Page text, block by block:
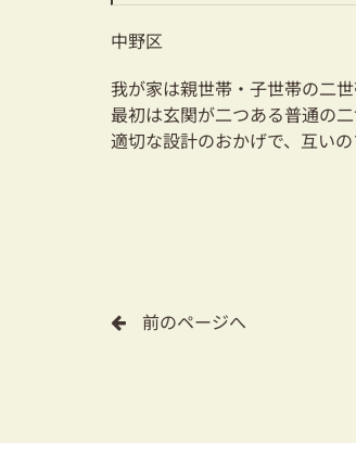
中野区
我が家は親世帯・子世帯の二世
最初は玄関が二つある普通の
適切な設計のおかげで、互い
前のページへ